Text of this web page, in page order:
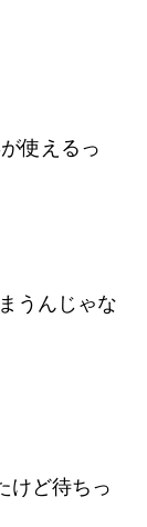
使えるっ
うんじゃな
けど待ちっ